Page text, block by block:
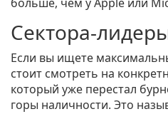
Сектора-
Если вы ищете
стоит смотреть на
который уже перестал
горы наличности. Это